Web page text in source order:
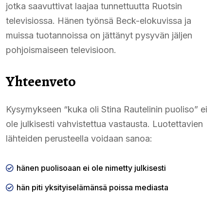
jotka saavuttivat laajaa tunnettuutta Ruotsin
televisiossa. Hänen työnsä Beck-elokuvissa ja
muissa tuotannoissa on jättänyt pysyvän jäljen
pohjoismaiseen televisioon.
Yhteenveto
Kysymykseen “kuka oli Stina Rautelinin puoliso” ei
ole julkisesti vahvistettua vastausta. Luotettavien
lähteiden perusteella voidaan sanoa:
hänen puolisoaan ei ole nimetty julkisesti
hän piti yksityiselämänsä poissa mediasta